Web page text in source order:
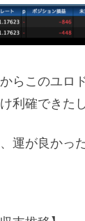
らこのユロ
利確できたし
運が良かっ